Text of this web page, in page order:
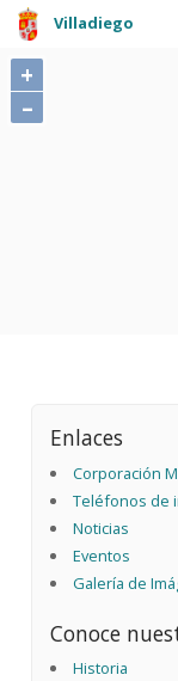
Pasar al
Villadiego
+
–
Enlaces
Corporación
Teléfonos de
Noticias
Eventos
Galería de
Conoce
Historia